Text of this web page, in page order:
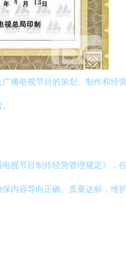
播电视节目的策划、制作和经
视节目制作经营管理规定》，
内容导向正确、质量达标，维